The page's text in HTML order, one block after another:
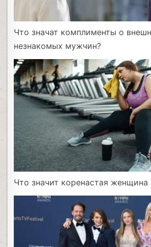
Что значат комплименты о
незнакомых мужчин?
Что значит коренастая женщина